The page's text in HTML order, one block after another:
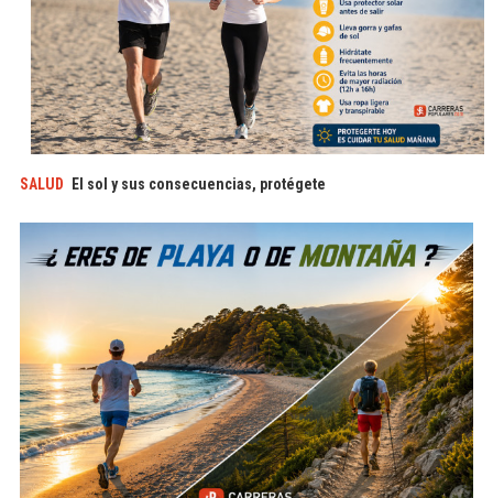
SALUD El sol y sus consecuencias, protégete